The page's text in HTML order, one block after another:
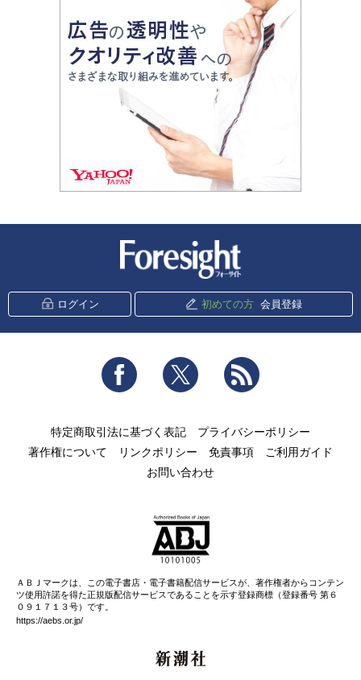
ログイン 初めての方 会員登録
Facebook Twitter
特定商取引法に基づく表記
プライバシーポリシー
著作権について
リンクポリシー 免責事項
ご利用ガイド
お問い合わせ
ＡＢＪマークは、この電子書店・電子書籍配信サービスが、著作権者からコンテン
ツ使用許諾を得た正規版配信サービスであることを示す登録商標（登録番号 第６
０９１７１３号）です。
https://aebs.or.jp/